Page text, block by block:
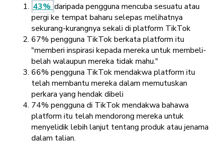
43% daripada pengguna mencuba sesuatu atau
pergi ke tempat baharu selepas melihatnya
sekurang-kurangnya sekali di platform TikTok
67% pengguna TikTok berkata platform itu
"memberi inspirasi kepada mereka untuk membeli-
belah walaupun mereka tidak mahu."
66% pengguna TikTok mendakwa platform itu
telah membantu mereka dalam memutuskan
perkara yang hendak dibeli
74% pengguna di TikTok mendakwa bahawa
platform itu telah mendorong mereka untuk
menyelidik lebih lanjut tentang produk atau jenama
dalam talian.